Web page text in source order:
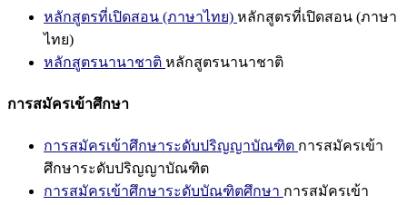
หลักสูตรที่เปิดสอน (ภาษาไทย) หลักสูตรที่เปิดสอน (ภาษา
ไทย)
หลักสูตรนานาชาติ หลักสูตรนานาชาติ
การสมัครเข้าศึกษา
การสมัครเข้าศึกษาระดับปริญญาบัณฑิต การสมัครเข้า
ศึกษาระดับปริญญาบัณฑิต
การสมัครเข้าศึกษาระดับบัณฑิตศึกษา การสมัครเข้า